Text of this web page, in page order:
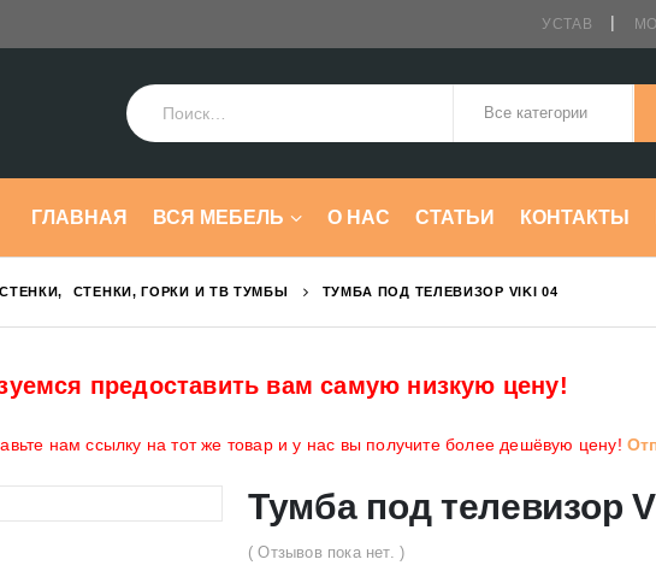
УСТАВ
ГЛАВНАЯ ВСЯ МЕБЕЛЬ О НАС СТАТЬИ КОНТАКТЫ
СТЕНКИ, СТЕНКИ, ГОРКИ И ТВ ТУМБЫ ТУМБА ПОД ТЕЛЕВИЗОР VIKI 04
предоставить вам самую низкую цену!
нам ссылку на тот же товар и у нас вы получите более дешёвую цену!
Тумба под телевизор
( Отзывов пока нет. )